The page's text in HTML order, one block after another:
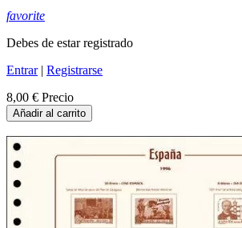
favorite
Debes de estar registrado
Entrar| Registrarse
8,00 € Precio
Añadir al carrito